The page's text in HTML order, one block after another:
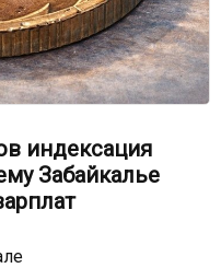
индексация
Забайкалье